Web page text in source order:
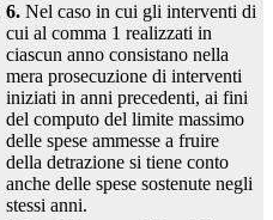
6. Nel caso in cui gli interventi di
cui al comma 1 realizzati in
ciascun anno consistano nella
mera prosecuzione di interventi
iniziati in anni precedenti, ai fini
del computo del limite massimo
delle spese ammesse a fruire
della detrazione si tiene conto
anche delle spese sostenute negli
stessi anni.